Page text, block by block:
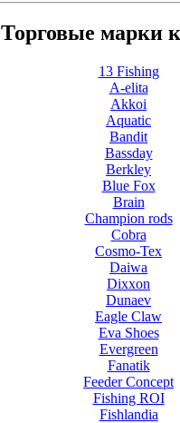
Торговые марки
13 Fishing
A-elita
Akkoi
Aquatic
Bandit
Bassday
Berkley
Blue Fox
Brain
Champion rods
Cobra
Cosmo-Tex
Daiwa
Dixxon
Dunaev
Eagle Claw
Eva Shoes
Evergreen
Fanatik
Feeder Concept
Fishing ROI
Fishlandia